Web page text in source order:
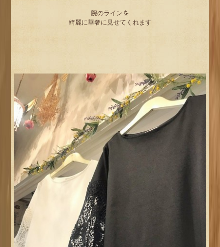
腕のラインを
綺麗に華奢に見せてくれます